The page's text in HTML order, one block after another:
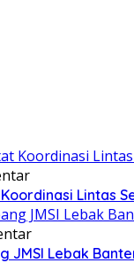
Lintas
JMSI Lebak